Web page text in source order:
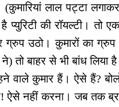
लाल पट्टा
की रॉयल्टी। तो
उठो। कुमारों का ग्रुप
तो बाहर से भी बांध लिया
वाले कुमार हैं। ऐसे हैं?
ऐसे नहीं करना। जब तक